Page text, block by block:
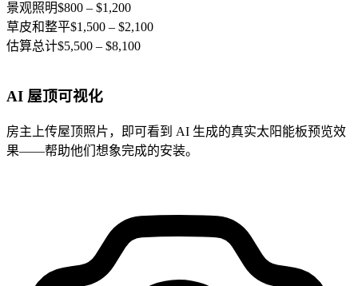
景观照明$800 – $1,200
草皮和整平$1,500 – $2,100
估算总计$5,500 – $8,100
AI 屋顶可视化
房主上传屋顶照片，即可看到 AI 生成的真实太阳能板预览效
果——帮助他们想象完成的安装。